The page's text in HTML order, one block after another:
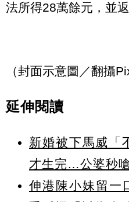
法所得28萬餘元，並
（封面示意圖／翻攝
延伸閱讀
新婚被下馬威
才生完…公婆秒
伸港陳小妹留一